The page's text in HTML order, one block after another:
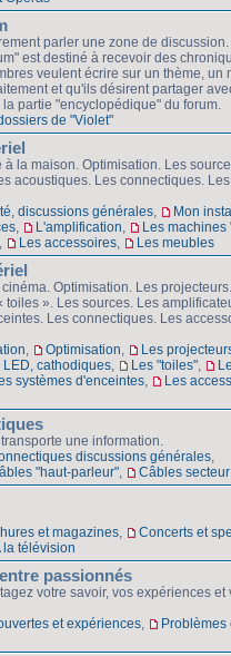
parler une zone de
est destiné à recevoir des
veulent écrire sur un thème, un
et qu'ils désirent partager
partie "encyclopédique" du forum.
de "Violet"
la maison. Optimisation. Les
acoustiques. Les connectiques.
discussions générales
Mon
L'amplification
Les machines
Les accessoires Les meubles
Optimisation. Les
». Les sources. Les
Les connectiques. Les
Optimisation
Les
cathodiques
Les "toiles"
systèmes d'enceintes
Les
une information.
discussions générales
"haut-parleur" Câbles
et magazines
Concerts et
la télévision
passionnés
votre savoir, vos expériences et
et expériences
Problèmes